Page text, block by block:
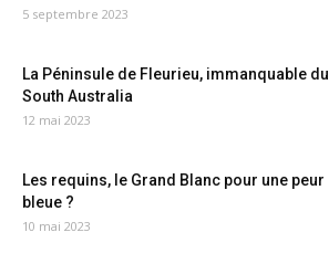
5 septembre 2023
La Péninsule de Fleurieu, immanquable du
South Australia
12 mai 2023
Les requins, le Grand Blanc pour une peur
bleue ?
10 mai 2023